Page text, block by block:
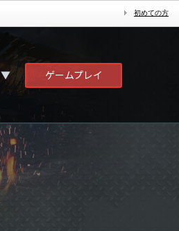
初めての方
▼ ゲームプレイ